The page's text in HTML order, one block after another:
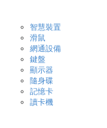
智慧裝置
滑鼠
網通設備
鍵盤
顯示器
隨身碟
記憶卡
讀卡機